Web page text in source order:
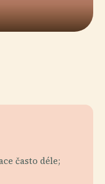
často déle;